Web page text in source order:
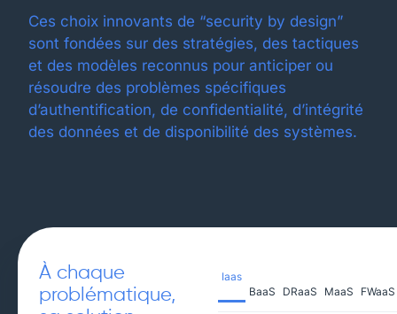
Ces choix innovants de “security by design”
sont fondées sur des stratégies, des tactiques
et des modèles reconnus pour anticiper ou
résoudre des problèmes spécifiques
d’authentification, de confidentialité, d’intégrité
des données et de disponibilité des systèmes.
À chaque
problématique,
Iaas
BaaS
DRaaS MaaS FWaaS